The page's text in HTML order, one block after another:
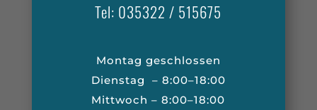
Tel: 035322 / 515675
Montag geschlossen
Dienstag – 8:00–18:00
Mittwoch – 8:00–18:00